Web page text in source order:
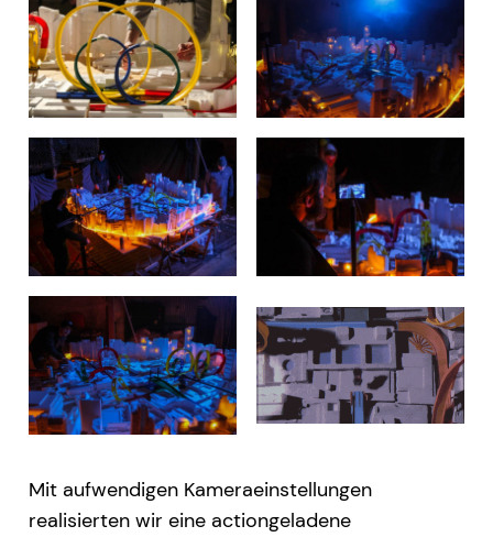
Mit aufwendigen Kameraeinstellungen
realisierten wir eine actiongeladene